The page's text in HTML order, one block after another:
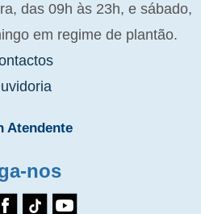
das 09h às 23h, e sábado,
em regime de plantão.
Atendente
nos